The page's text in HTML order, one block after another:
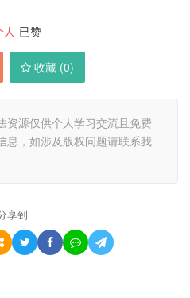
人 已赞
收藏 (0)
资源仅供个人学习交流且免费
息，如涉及版权问题请联系我
享到